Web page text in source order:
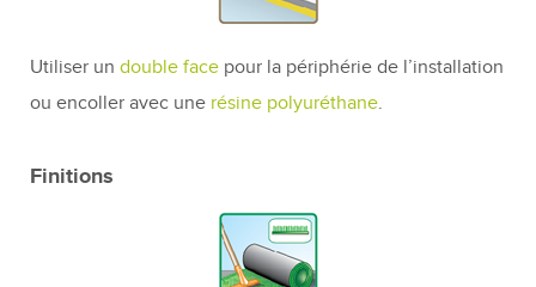
Utiliser un double face pour la périphérie de l’installation
ou encoller avec une résine polyuréthane.
Finitions